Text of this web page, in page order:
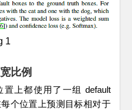
1
比例
上都使用了一组 default
个位置上预测目标相对于